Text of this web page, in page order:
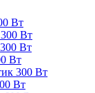
Вт
Вт
Вт
Вт
300 Вт
Вт